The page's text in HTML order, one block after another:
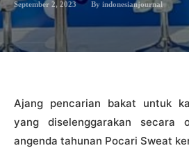
September 2, 2023 By indonesianjournal
Ajang pencarian bakat untuk
yang diselenggarakan secara
angenda tahunan Pocari Sweat